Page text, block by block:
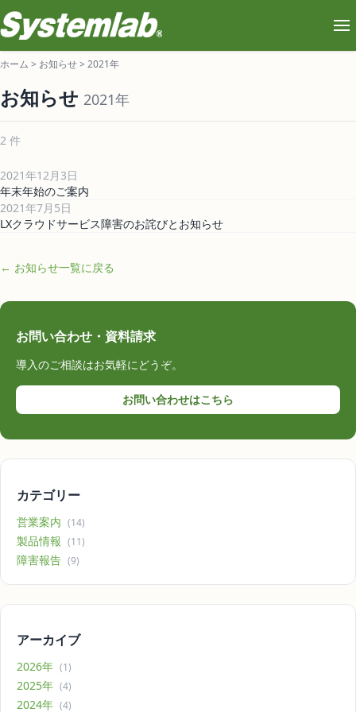
ホーム > お知らせ> 2021年
お知らせ 2021年
2 件
2021年12月3日
年末年始のご案内
2021年7月5日
LXクラウドサービス障害のお詫びとお知らせ
← お知らせ一覧に戻る
お問い合わせ・資料請求
導入のご相談はお気軽にどうぞ。
お問い合わせはこちら
カテゴリー
営業案内 (14)
製品情報 (11)
障害報告 (9)
アーカイブ
2026年 (1)
2025年 (4)
2024年 (4)